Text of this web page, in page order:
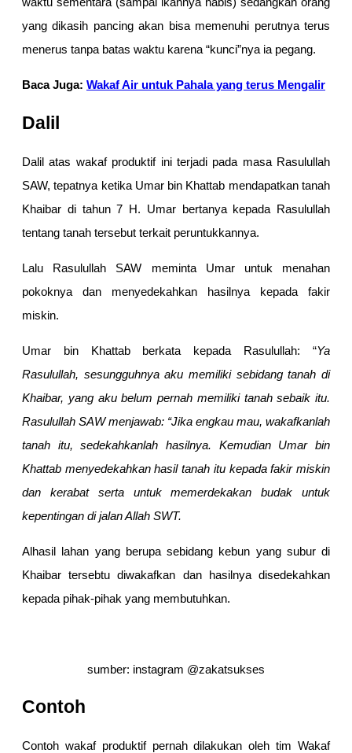
yang dikasih pancing akan bisa memenuhi perutnya terus
menerus tanpa batas waktu karena “kunci”nya ia pegang.
Baca Juga: Wakaf Air untuk Pahala yang terus Mengalir
Dalil
Dalil atas wakaf produktif ini terjadi pada masa Rasulullah
SAW, tepatnya ketika Umar bin Khattab mendapatkan tanah
Khaibar di tahun 7 H. Umar bertanya kepada Rasulullah
tentang tanah tersebut terkait peruntukkannya.
Lalu Rasulullah SAW meminta Umar untuk menahan
pokoknya dan menyedekahkan hasilnya kepada fakir
miskin.
Umar bin Khattab berkata kepada Rasulullah: “Ya
Rasulullah, sesungguhnya aku memiliki sebidang tanah di
Khaibar, yang aku belum pernah memiliki tanah sebaik itu.
Rasulullah SAW menjawab: “Jika engkau mau, wakafkanlah
tanah itu, sedekahkanlah hasilnya. Kemudian Umar bin
Khattab menyedekahkan hasil tanah itu kepada fakir miskin
dan kerabat serta untuk memerdekakan budak untuk
kepentingan di jalan Allah SWT.
Alhasil lahan yang berupa sebidang kebun yang subur di
Khaibar tersebtu diwakafkan dan hasilnya disedekahkan
kepada pihak-pihak yang membutuhkan.
sumber: instagram @zakatsukses
Contoh
Contoh wakaf produktif pernah dilakukan oleh tim Wakaf